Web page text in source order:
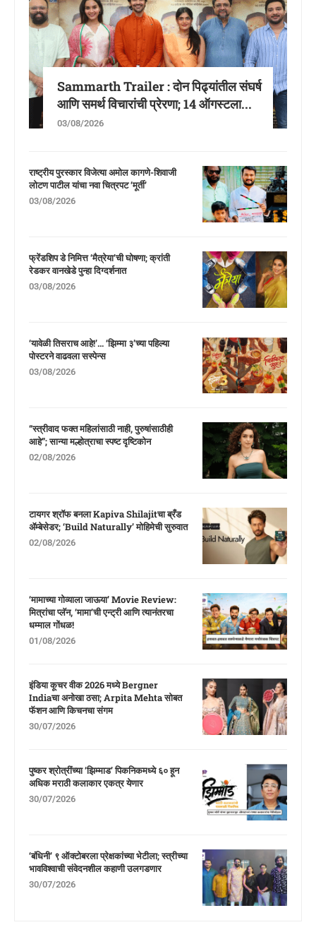
Sammarth Trailer : दोन पिढ्यांतील संघर्ष
आणि समर्थ विचारांची प्रेरणा; 14 ऑगस्टला...
03/08/2026
राष्ट्रीय पुरस्कार विजेत्या अमोल कागणे-शिवाजी
लोटण पाटील यांचा नवा चित्रपट ‘मूर्ती’
03/08/2026
फ्रेंडशिप डे निमित्त ‘मैत्रेया’ची घोषणा; क्रांती
रेडकर वानखेडे पुन्हा दिग्दर्शनात
03/08/2026
‘यावेळी तिसराच आहे!’… ‘झिम्मा ३’च्या पहिल्या
पोस्टरने वाढवला सस्पेन्स
03/08/2026
“स्त्रीवाद फक्त महिलांसाठी नाही, पुरुषांसाठीही
आहे”; सान्या मल्होत्राचा स्पष्ट दृष्टिकोन
02/08/2026
टायगर श्रॉफ बनला Kapiva Shilajitचा ब्रँड
ॲम्बेसेडर; ‘Build Naturally’ मोहिमेची सुरुवात
02/08/2026
‘मामाच्या गोव्याला जाऊया’ Movie Review:
मित्रांचा प्लॅन, ‘मामा’ची एन्ट्री आणि त्यानंतरचा
धम्माल गोंधळ!
01/08/2026
इंडिया कूचर वीक 2026 मध्ये Bergner
Indiaचा अनोखा ठसा; Arpita Mehta सोबत
फॅशन आणि किचनचा संगम
30/07/2026
पुष्कर श्रोत्रींच्या ‘झिम्माड’ पिकनिकमध्ये ६० हून
अधिक मराठी कलाकार एकत्र येणार
30/07/2026
‘बंधिनी’ ९ ऑक्टोबरला प्रेक्षकांच्या भेटीला; स्त्रीच्या
भावविश्वाची संवेदनशील कहाणी उलगडणार
30/07/2026